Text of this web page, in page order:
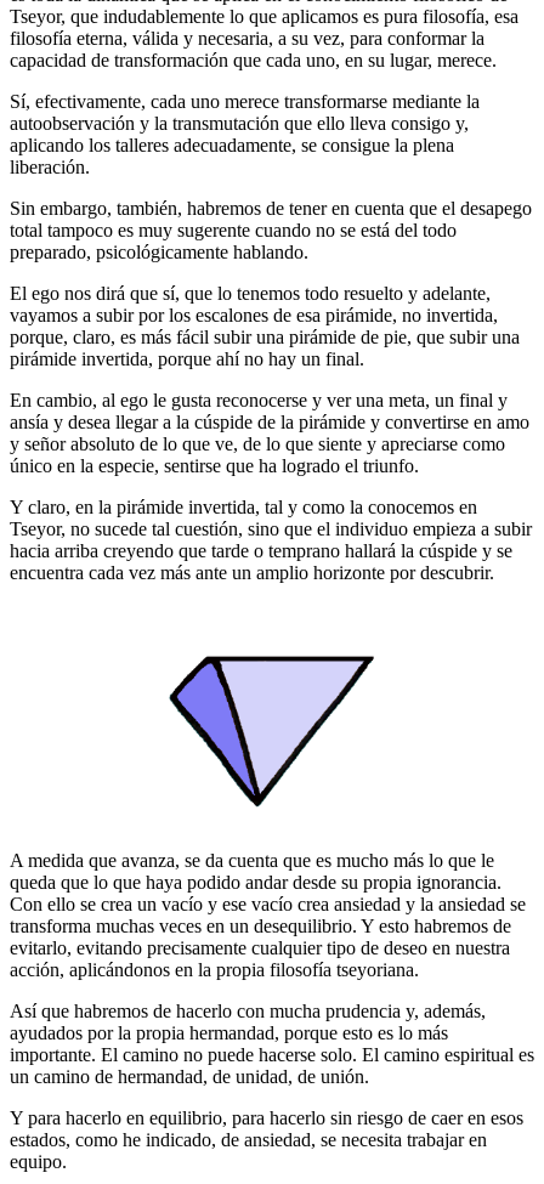
Tseyor, que indudablemente lo que aplicamos es pura filosofía, esa
filosofía eterna, válida y necesaria, a su vez, para conformar la
capacidad de transformación que cada uno, en su lugar, merece.
Sí, efectivamente, cada uno merece transformarse mediante la
autoobservación y la transmutación que ello lleva consigo y,
aplicando los talleres adecuadamente, se consigue la plena
liberación.
Sin embargo, también, habremos de tener en cuenta que el desapego
total tampoco es muy sugerente cuando no se está del todo
preparado, psicológicamente hablando.
El ego nos dirá que sí, que lo tenemos todo resuelto y adelante,
vayamos a subir por los escalones de esa pirámide, no invertida,
porque, claro, es más fácil subir una pirámide de pie, que subir una
pirámide invertida, porque ahí no hay un final.
En cambio, al ego le gusta reconocerse y ver una meta, un final y
ansía y desea llegar a la cúspide de la pirámide y convertirse en amo
y señor absoluto de lo que ve, de lo que siente y apreciarse como
único en la especie, sentirse que ha logrado el triunfo.
Y claro, en la pirámide invertida, tal y como la conocemos en
Tseyor, no sucede tal cuestión, sino que el individuo empieza a subir
hacia arriba creyendo que tarde o temprano hallará la cúspide y se
encuentra cada vez más ante un amplio horizonte por descubrir.
A medida que avanza, se da cuenta que es mucho más lo que le
queda que lo que haya podido andar desde su propia ignorancia.
Con ello se crea un vacío y ese vacío crea ansiedad y la ansiedad se
transforma muchas veces en un desequilibrio. Y esto habremos de
evitarlo, evitando precisamente cualquier tipo de deseo en nuestra
acción, aplicándonos en la propia filosofía tseyoriana.
Así que habremos de hacerlo con mucha prudencia y, además,
ayudados por la propia hermandad, porque esto es lo más
importante. El camino no puede hacerse solo. El camino espiritual es
un camino de hermandad, de unidad, de unión.
Y para hacerlo en equilibrio, para hacerlo sin riesgo de caer en esos
estados, como he indicado, de ansiedad, se necesita trabajar en
equipo.